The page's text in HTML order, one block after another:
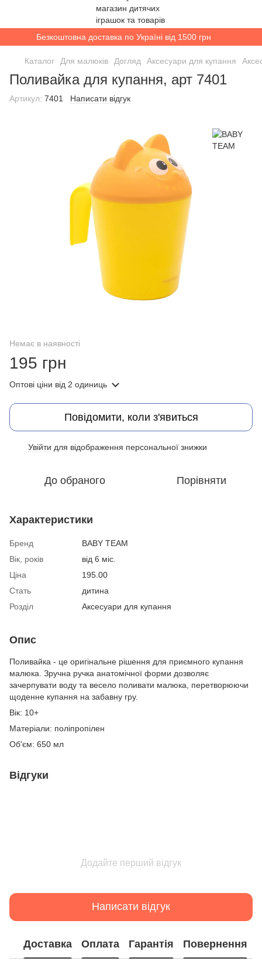
Безкоштовна доставка по Україні від 1500 грн
Каталог Для малюків Догляд Аксесуари для купання
Поливайка для купання, арт 7401
Артикул: 7401 Написати відгук
Немає в наявності
195 грн
Оптові ціни від 2 одиниць
Повідомити, коли з'явиться
Увійти для відображення персональної знижки
До обраного Порівняти
Характеристики
Бренд
BABY TEAM
Вік, років
від 6 міс.
Ціна
195.00
Стать
дитина
Розділ
Аксесуари для купання
Опис
Поливайка - це оригінальне рішення для приємного купання
малюка. Зручна ручка анатомічної форми дозволяє
зачерпувати воду та весело поливати малюка, перетворюючи
щоденне купання на забавну гру.
Вік: 10+
Матеріали: поліпропілен
Об'єм: 650 мл
Відгуки
Додайте перший відгук
Написати відгук
Доставка Оплата Гарантія Повернення